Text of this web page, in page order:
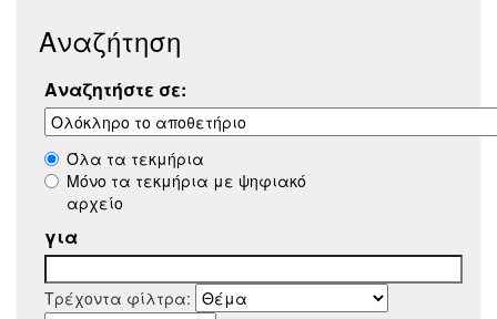
Αναζήτηση
Αναζητήστε σε:
Όλα τα τεκμήρια
Μόνο τα τεκμήρια με ψηφιακό
αρχείο
για
Τρέχοντα φίλτρα: